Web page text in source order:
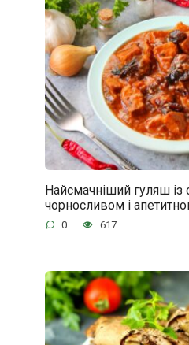
Найсмачніший гуляш із
чорносливом і
0 617